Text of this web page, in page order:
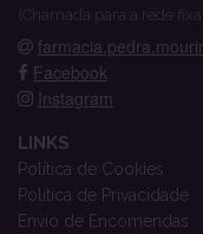
(Chamada para a rede
Facebook
Instagram
LINKS
Política de Cookies
Política de Privacidade
Envio de Encomendas